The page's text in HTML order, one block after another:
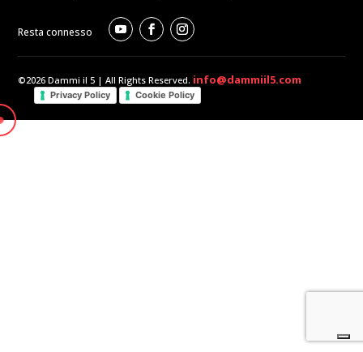
Resta connesso
©2026 Dammi il 5 | All Rights Reserved. info@dammiil5.com
Privacy Policy Cookie Policy